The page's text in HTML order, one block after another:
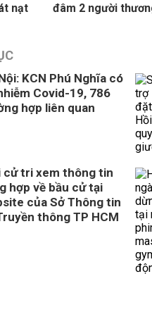
nạt
đâm 2 người
KCN Phú Nghĩa có
Covid-19, 786
hợp liên quan
cử tri xem thông tin
hợp về bầu cử tại
của Sở Thông tin
thông TP HCM